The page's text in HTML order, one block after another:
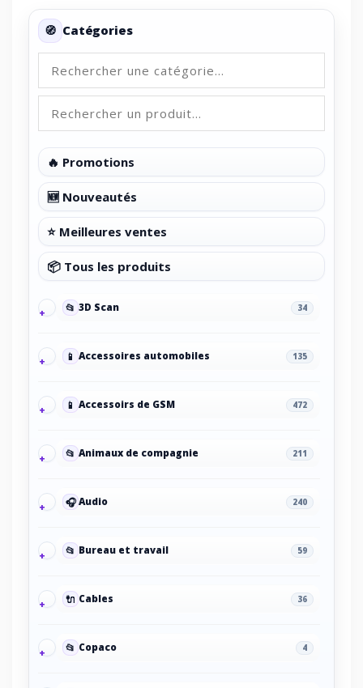
Catégories
🔥 Promotions
🆕 Nouveautés
⭐ Meilleures ventes
📦 Tous les produits
📂 3D Scan 34
📱 Accessoires automobiles 135
📱 Accessoirs de GSM 472
📂 Animaux de compagnie 211
🎧 Audio 240
📂 Bureau et travail 59
🔌 Cables 36
📂 Copaco 4